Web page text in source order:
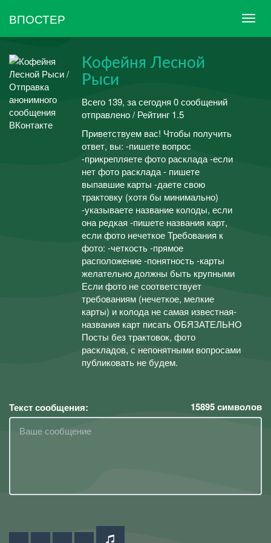
ВПОСТЕР
Кофейня Лесной
Рыси
Всего 139, за сегодня 0 сообщений
отправлено / Рейтинг 1.5
Приветствуем вас! Чтобы получить
ответ, вы: -пишете вопрос
-прикрепляете фото расклада -если
нет фото расклада - пишете
выпавшие карты -даете свою
трактовку (хотя бы минимально)
-указываете название колоды, если
она редкая -пишете названия карт,
если фото нечеткое Требования к
фото: -четкость -прямое
расположение -понятность -карты
желательно должны быть крупными
Если фото не соответствует
требованиям (нечеткое, мелкие
карты) и колода не самая известная-
названия карт писать ОБЯЗАТЕЛЬНО
Посты без трактовок, фото
раскладов, с непонятными вопросами
публиковать не будем.
Текст сообщения: 15895символов